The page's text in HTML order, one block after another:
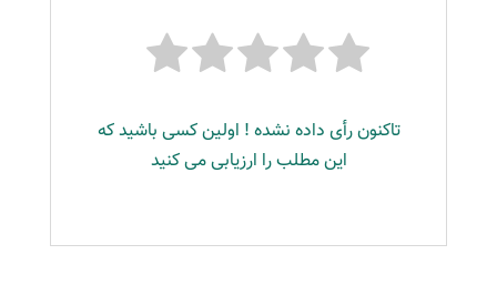
تاکنون رأی داده نشده ! اولین کسی باشید که
این مطلب را ارزیابی می کنید